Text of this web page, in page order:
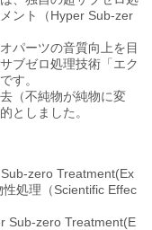
ント（Hyper Sub-zer
パーツの音質向上を目
ブゼロ処理技術「エク
す。
（不純物が純物に変
としました。
zero Treatment(Ex
処理（Scientific Effec
Sub-zero Treatment(E